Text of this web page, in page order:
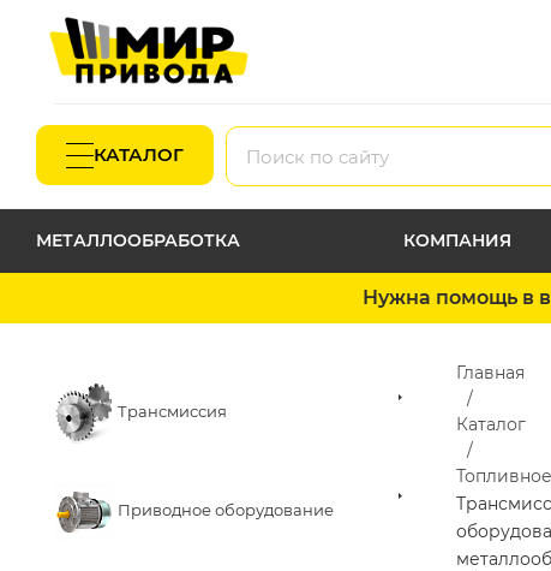
КАТАЛОГ
МЕТАЛЛООБРАБОТКА КОМПАНИЯ
Нужна помощь в
Трансмиссия
Приводное оборудование
Главная
Каталог